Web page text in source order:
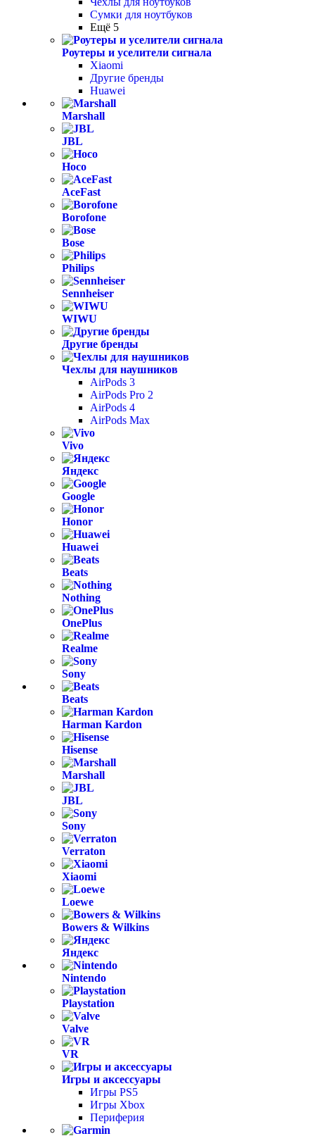
Сумки для ноутбуков
Ещё 5
Роутеры и уселители сигнала
Xiaomi
Другие бренды
Huawei
Marshall
JBL
Hoco
AceFast
Borofone
Bose
Philips
Sennheiser
WIWU
Другие бренды
Чехлы для наушников
AirPods 3
AirPods Pro 2
AirPods 4
AirPods Max
Vivo
Яндекс
Google
Honor
Huawei
Beats
Nothing
OnePlus
Realme
Sony
Beats
Harman Kardon
Hisense
Marshall
JBL
Sony
Verraton
Xiaomi
Loewe
Bowers & Wilkins
Яндекс
Nintendo
Playstation
Valve
VR
Игры и аксессуары
Игры PS5
Игры Xbox
Периферия